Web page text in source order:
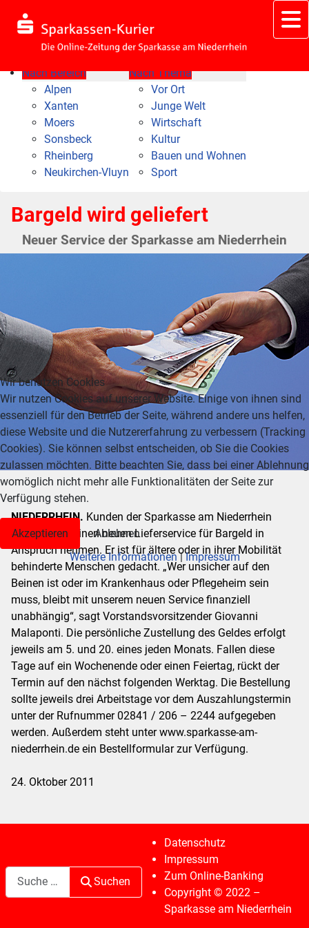
Nach Bereich
Alpen
Xanten
Moers
Sonsbeck
Rheinberg
Neukirchen-Vluyn
Nach Thema
Vor Ort
Junge Welt
Wirtschaft
Kultur
Bauen und Wohnen
Sport
Bargeld wird geliefert
Neuer Service der Sparkasse am Niederrhein
NIEDERRHEIN. Kunden der Sparkasse am Niederrhein
können jetzt einen neuen Lieferservice für Bargeld in
Anspruch nehmen. Er ist für ältere oder in ihrer Mobilität
behinderte Menschen gedacht. „Wer unsicher auf den
Beinen ist oder im Krankenhaus oder Pflegeheim sein
muss, bleibt mit unserem neuen Service finanziell
unabhängig“, sagt Vorstandsvorsitzender Giovanni
Malaponti. Die persönliche Zustellung des Geldes erfolgt
jeweils am 5. und 20. eines jeden Monats. Fallen diese
Tage auf ein Wochenende oder einen Feiertag, rückt der
Termin auf den nächst folgenden Werktag. Die Bestellung
sollte jeweils drei Arbeitstage vor dem Auszahlungstermin
unter der Rufnummer 02841 / 206 – 2244 aufgegeben
werden. Außerdem steht unter www.sparkasse-am-
niederrhein.de ein Bestellformular zur Verfügung.
24. Oktober 2011
Suchen
Suchen
Datenschutz
Impressum
Zum Online-Banking
Copyright © 2022 –
Sparkasse am Niederrhein
Wir benutzen Cookies
Wir nutzen Cookies auf unserer Website. Einige von ihnen sind
essenziell für den Betrieb der Seite, während andere uns helfen,
diese Website und die Nutzererfahrung zu verbessern (Tracking
Cookies). Sie können selbst entscheiden, ob Sie die Cookies
zulassen möchten. Bitte beachten Sie, dass bei einer Ablehnung
womöglich nicht mehr alle Funktionalitäten der Seite zur
Verfügung stehen.
Akzeptieren
Ablehnen
Weitere Informationen|Impressum